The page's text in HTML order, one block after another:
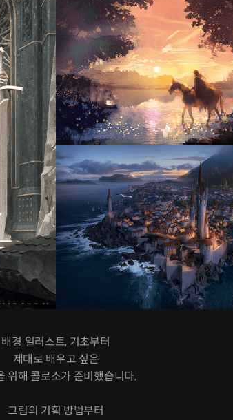
배경 일러스트, 기초부터
제대로 배우고 싶은
위해 콜로소가 준비했습니다.
그림의 기획 방법부터